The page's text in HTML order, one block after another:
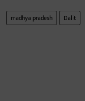
madhya pradesh Dalit